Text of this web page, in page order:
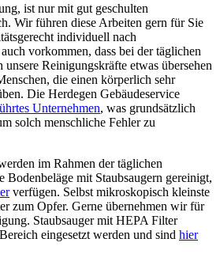
ist nur mit gut geschulten
Wir führen diese Arbeiten gern für Sie
individuell nach
vorkommen, dass bei der täglichen
unsere Reinigungskräfte etwas übersehen
die einen körperlich sehr
Die Herdegen Gebäudeservice
Unternehmen, was grundsätzlich
solch menschliche Fehler zu
im Rahmen der täglichen
Bodenbeläge mit Staubsaugern gereinigt,
verfügen. Selbst mikroskopisch kleinste
zum Opfer. Gerne übernehmen wir für
Staubsauger mit HEPA Filter
eingesetzt werden und sind hier